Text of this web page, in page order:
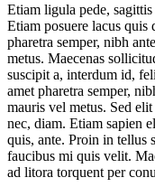
Etiam ligula pede,
Etiam posuere lacus
pharetra semper, nibh
metus. Maecenas
suscipit a, interdum id,
amet pharetra semper,
mauris vel metus. Sed
nec, diam. Etiam sapien
quis, ante. Proin in tellus
faucibus mi quis velit.
ad litora torquent per